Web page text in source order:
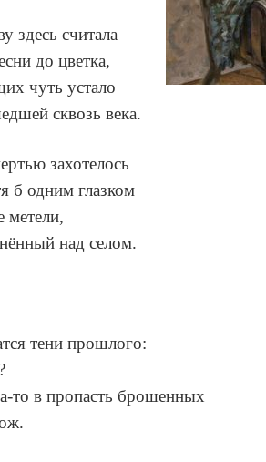
здесь считала
до цветка,
чуть устало
сквозь века.
захотелось
б одним глазком
метели,
над селом.
тени прошлого:
то в пропасть брошенных